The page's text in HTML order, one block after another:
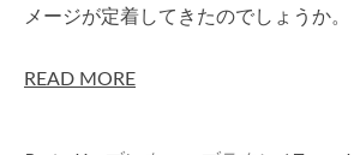
メージが定着してきたのでしょうか。
READ MORE